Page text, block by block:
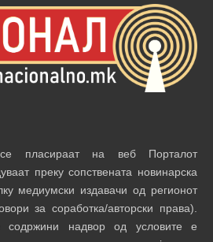
пласираат на веб Порталот
преку сопствената новинарска
медиумски издавачи од регионот
за соработка/авторски права).
содржини надвор од условите е